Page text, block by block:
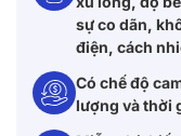
sự co dãn,
điện, cách
Có chế độ
lượng và thời